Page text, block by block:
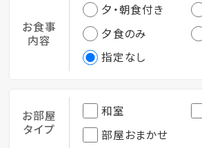
お食事
内容
夕・朝食付き
夕食のみ
指定なし
お部屋
タイプ
和室
部屋おまかせ